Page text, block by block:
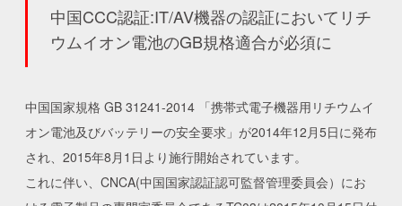
中国CCC認証:IT/AV機器の認証においてリチ
ウムイオン電池のGB規格適合が必須に
中国国家規格 GB 31241-2014 「携帯式電子機器用リチウムイ
オン電池及びバッテリーの安全要求」が2014年12月5日に発布
され、2015年8月1日より施行開始されています。
これに伴い、CNCA(中国国家認証認可監督管理委員会）にお